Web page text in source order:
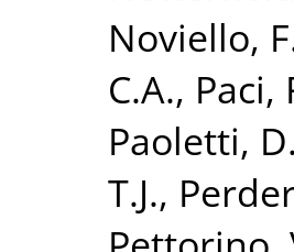
Noviello,
C.A., Paci,
Paoletti, D.
T.J.,